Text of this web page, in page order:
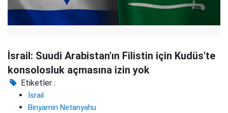
İsrail: Suudi Arabistan'ın Filistin için Kudüs'te
konsolosluk açmasına izin yok
Etiketler :
İsrail
Binyamin Netanyahu